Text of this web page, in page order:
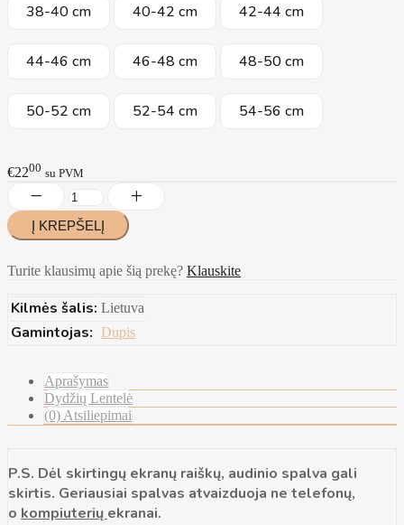
38-40 cm 40-42 cm 42-44 cm
44-46 cm 46-48 cm 48-50 cm
50-52 cm 52-54 cm 54-56 cm
€2200 su PVM
Turite klausimų apie šią prekę? Klauskite
Kilmės šalis: Lietuva
Gamintojas: Dupis
Aprašymas
Dydžių Lentelė
(0) Atsiliepimai
P.S. Dėl skirtingų ekranų raiškų, audinio spalva gali
skirtis. Geriausiai spalvas atvaizduoja ne telefonų,
o kompiuterių ekranai.